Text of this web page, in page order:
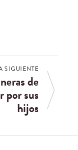
SIGUIENTE
de
por sus
hijos